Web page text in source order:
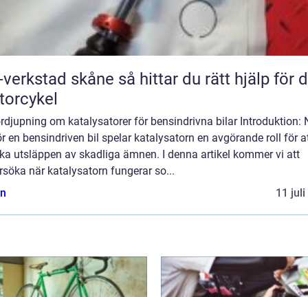
skåne så hittar du rätt hjälp för din
om katalysatorer för bensindrivna bilar Introduktion:
en bensindriven bil spelar katalysatorn en avgörande roll för
utsläppen av skadliga ämnen. I denna artikel kommer vi att
när katalysatorn fungerar so...
11 juli